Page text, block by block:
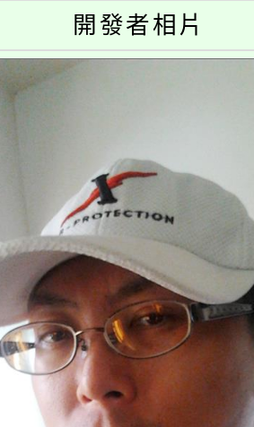
課)教師甄選結果
校115學年度第
課)教師甄選結果
國文化大學推廣
》溝通分析基
迎學生輔導中心
諮商輔導、社會
生報名參加。
開發者相片